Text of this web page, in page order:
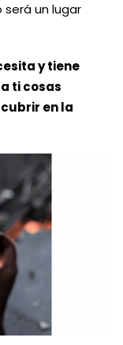
un lugar
y tiene
ti cosas
en la